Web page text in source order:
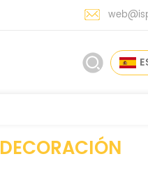
DECORACIÓN